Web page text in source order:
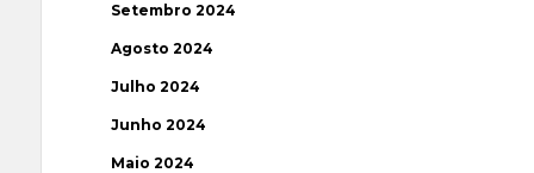
Setembro 2024
Agosto 2024
Julho 2024
Junho 2024
Maio 2024